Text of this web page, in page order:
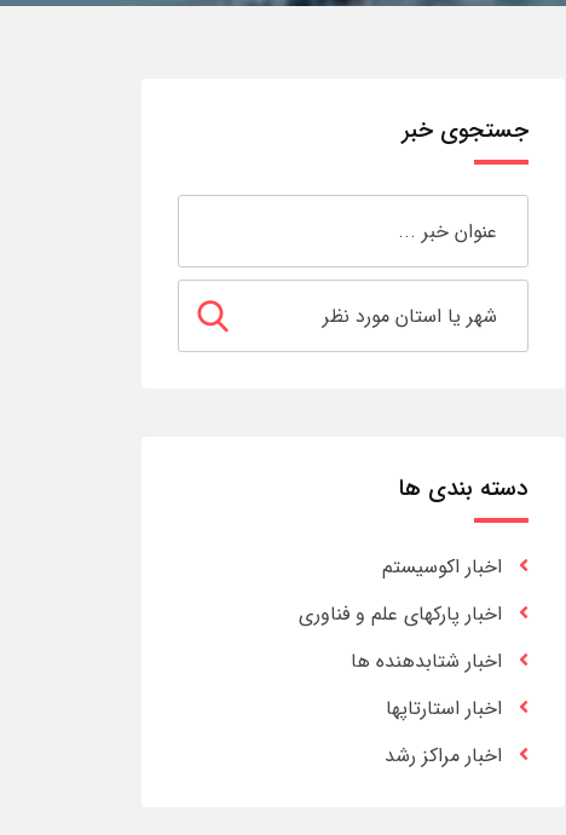
جستجوی خبر
دسته بندی ها
اخبار اکوسیستم
اخبار پارکهای علم و فناوری
اخبار شتابدهنده ها
اخبار استارتاپها
اخبار مراکز رشد